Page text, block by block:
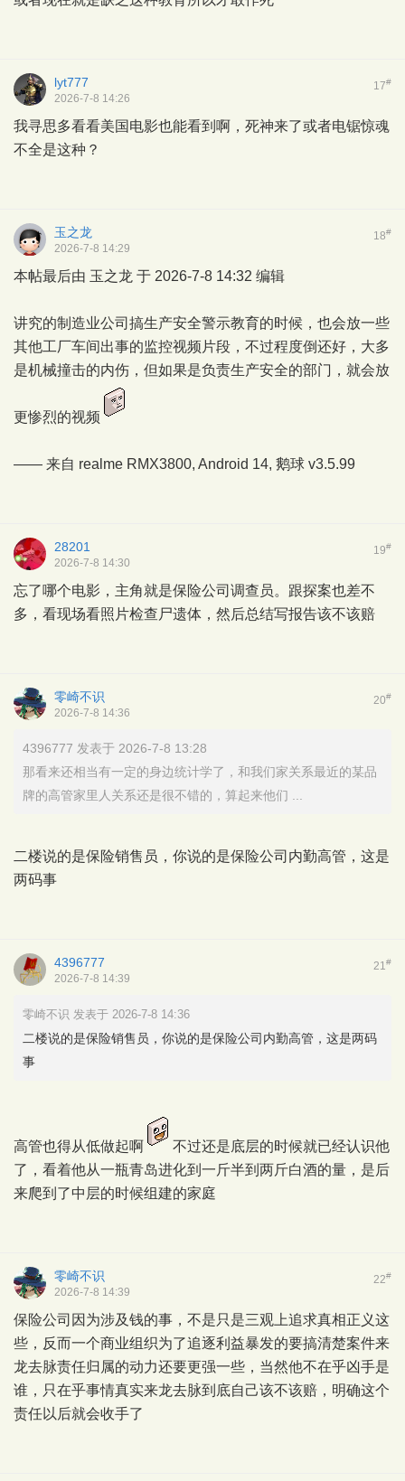
17#
lyt777
2026-7-8 14:26
我寻思多看看美国电影也能看到啊，死神来了或者电锯惊魂
不全是这种？
18#
玉之龙
2026-7-8 14:29
本帖最后由 玉之龙 于 2026-7-8 14:32 编辑
讲究的制造业公司搞生产安全警示教育的时候，也会放一些
其他工厂车间出事的监控视频片段，不过程度倒还好，大多
是机械撞击的内伤，但如果是负责生产安全的部门，就会放
更惨烈的视频
—— 来自 realme RMX3800, Android 14, 鹅球 v3.5.99
19#
28201
2026-7-8 14:30
忘了哪个电影，主角就是保险公司调查员。跟探案也差不
多，看现场看照片检查尸遗体，然后总结写报告该不该赔
20#
零崎不识
2026-7-8 14:36
4396777 发表于 2026-7-8 13:28
那看来还相当有一定的身边统计学了，和我们家关系最近的某品
牌的高管家里人关系还是很不错的，算起来他们 ...
二楼说的是保险销售员，你说的是保险公司内勤高管，这是
两码事
21#
4396777
2026-7-8 14:39
零崎不识 发表于 2026-7-8 14:36
二楼说的是保险销售员，你说的是保险公司内勤高管，这是两码
事
高管也得从低做起啊
不过还是底层的时候就已经认识他
了，看着他从一瓶青岛进化到一斤半到两斤白酒的量，是后
来爬到了中层的时候组建的家庭
22#
零崎不识
2026-7-8 14:39
保险公司因为涉及钱的事，不是只是三观上追求真相正义这
些，反而一个商业组织为了追逐利益暴发的要搞清楚案件来
龙去脉责任归属的动力还要更强一些，当然他不在乎凶手是
谁，只在乎事情真实来龙去脉到底自己该不该赔，明确这个
责任以后就会收手了